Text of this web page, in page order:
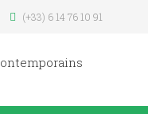
(+33) 6 14 76 10 91